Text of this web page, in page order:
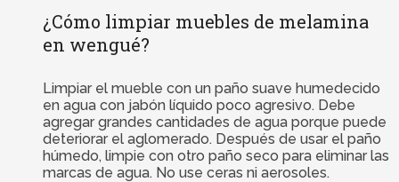
¿Cómo limpiar muebles de melamina
en wengué?
Limpiar el mueble con un paño suave humedecido
en agua con jabón líquido poco agresivo. Debe
agregar grandes cantidades de agua porque puede
deteriorar el aglomerado. Después de usar el paño
húmedo, limpie con otro paño seco para eliminar las
marcas de agua. No use ceras ni aerosoles.